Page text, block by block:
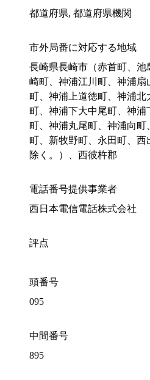
都道府県, 都道府県機関
市外局番に対応する地域
長崎県長崎市（赤首町、
崎町、神浦江川町、神浦扇
町、神浦上道徳町、神浦北
町、神浦下大中尾町、神浦
町、神浦丸尾町、神浦向町
町、新牧野町、永田町、西
除く。）、西彼杵郡
電話番号提供事業者
西日本電信電話株式会社
評点
頭番号
095
中間番号
895